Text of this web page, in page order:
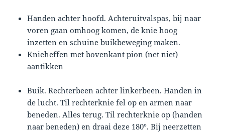
Handen achter hoofd. Achteruitvalspas, bij naar
voren gaan omhoog komen, de knie hoog
inzetten en schuine buikbeweging maken.
Knieheffen met bovenkant pion (net niet)
aantikken
Buik. Rechterbeen achter linkerbeen. Handen in
de lucht. Til rechterknie fel op en armen naar
beneden. Alles terug. Til rechterknie op (handen
naar beneden) en draai deze 180°. Bij neerzetten